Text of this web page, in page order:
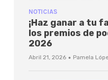
NOTICIAS
¡Haz ganar a tu
los premios de
2026
Abril 21, 2026 · Pamela